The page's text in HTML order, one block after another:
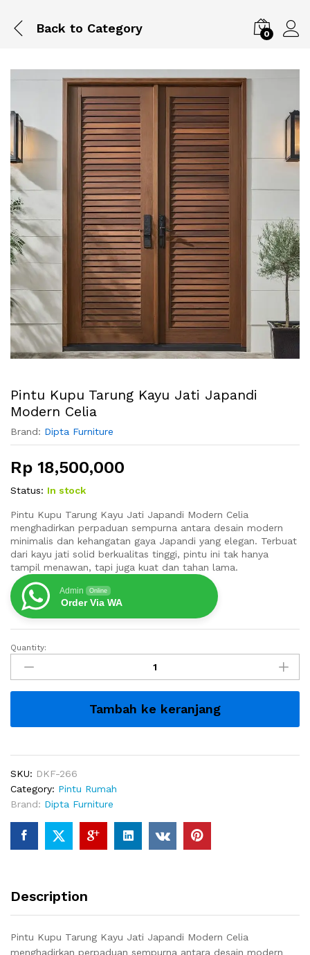
Back to Category 0
Pintu Kupu Tarung Kayu Jati Japandi
Modern Celia
Brand: Dipta Furniture
Rp 18,500,000
Status: In stock
Pintu Kupu Tarung Kayu Jati Japandi Modern Celia
menghadirkan perpaduan sempurna antara desain modern
minimalis dan kehangatan gaya Japandi yang elegan. Terbuat
dari kayu jati solid berkualitas tinggi, pintu ini tak hanya
tampil menawan, tapi juga kuat dan tahan lama.
Admin Online
Order Via WA
Pintu
Kupu
Tarung
Kayu
Japandi
Celia
quantity
Quantity:
Tambah ke keranjang
SKU: DKF-266
Category: Pintu Rumah
Brand: Dipta Furniture
Description
Pintu Kupu Tarung Kayu Jati Japandi Modern Celia
menghadirkan perpaduan sempurna antara desain modern